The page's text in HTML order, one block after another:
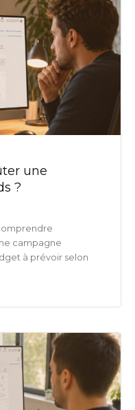
une
?
campagne
à prévoir selon